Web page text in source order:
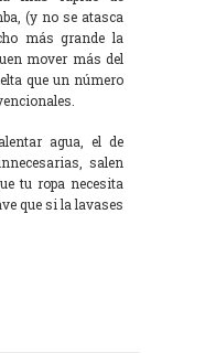
(y no se atasca
más grande la
mover más del
que un número
agua, el de
salen
tu ropa necesita
que si la lavases